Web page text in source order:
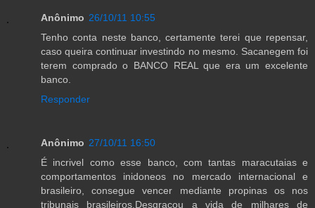
Anônimo 26/10/11 10:55
Tenho conta neste banco, certamente terei que repensar,
caso queira continuar investindo no mesmo. Sacanegem foi
terem comprado o BANCO REAL que era um excelente
banco.
Responder
Anônimo 27/10/11 16:50
É incrivel como esse banco, com tantas maracutaias e
comportamentos inidoneos no mercado internacional e
brasileiro, consegue vencer mediante propinas os nos
tribunais brasileiros.Desgraçou a vida de milhares de